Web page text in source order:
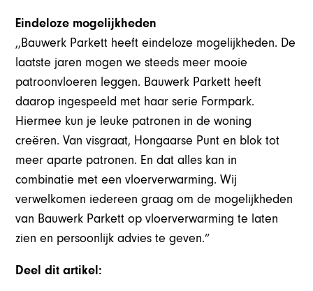
Eindeloze mogelijkheden
,,Bauwerk Parkett heeft eindeloze mogelijkheden. De
laatste jaren mogen we steeds meer mooie
patroonvloeren leggen. Bauwerk Parkett heeft
daarop ingespeeld met haar serie Formpark.
Hiermee kun je leuke patronen in de woning
creëren. Van visgraat, Hongaarse Punt en blok tot
meer aparte patronen. En dat alles kan in
combinatie met een vloerverwarming. Wij
verwelkomen iedereen graag om de mogelijkheden
van Bauwerk Parkett op vloerverwarming te laten
zien en persoonlijk advies te geven.”
Deel dit artikel: